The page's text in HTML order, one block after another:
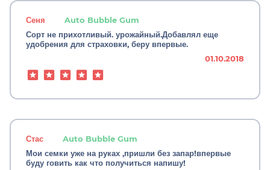
Сеня
Auto Bubble Gum
Сорт не прихотливый. урожайный.Добавлял еще
удобрения для страховки, беру впервые.
01.10.2018
Стас
Auto Bubble Gum
Мои семки уже на руках ,пришли без запар!впервые
буду говить как что получиться напишу!